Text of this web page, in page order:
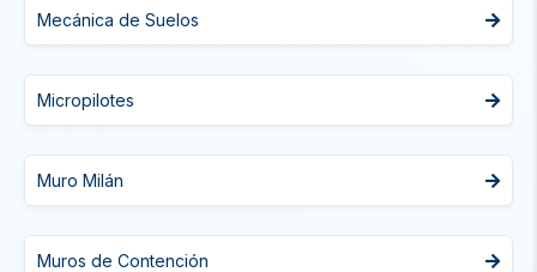
Mecánica de Suelos
Micropilotes
Muro Milán
Muros de Contención